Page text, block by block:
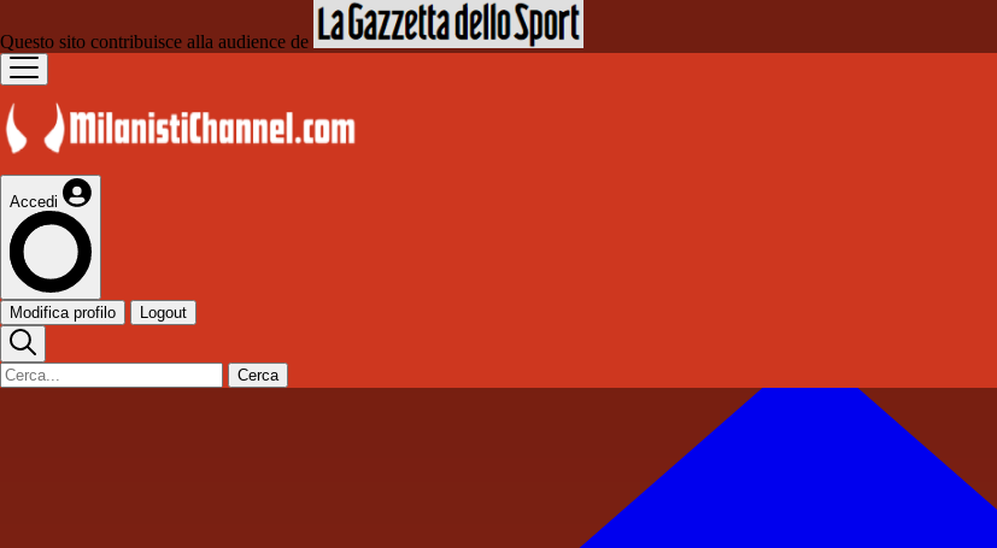
Questo sito contribuisce alla audience de
Accedi
Modifica profilo Logout
Cerca